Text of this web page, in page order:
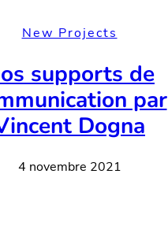
New Projects
supports de
par
Dogna
4 novembre 2021